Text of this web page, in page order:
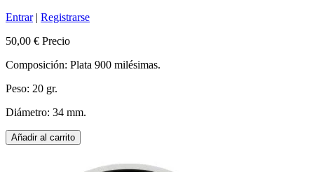
Entrar| Registrarse
50,00 € Precio
Composición: Plata 900 milésimas.
Peso: 20 gr.
Diámetro: 34 mm.
Añadir al carrito